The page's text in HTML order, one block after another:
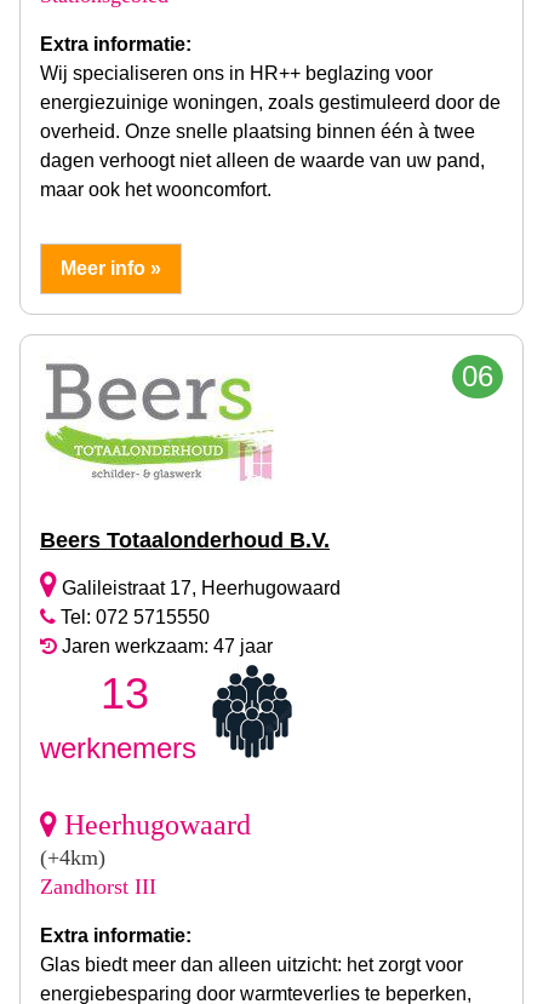
Extra informatie:
Wij specialiseren ons in HR++ beglazing voor
energiezuinige woningen, zoals gestimuleerd door de
overheid. Onze snelle plaatsing binnen één à twee
dagen verhoogt niet alleen de waarde van uw pand,
maar ook het wooncomfort.
Meer info »
06
Beers Totaalonderhoud B.V.
Galileistraat 17, Heerhugowaard
Tel: 072 5715550
Jaren werkzaam: 47 jaar
13
werknemers
Heerhugowaard
(+4km)
Zandhorst III
Extra informatie:
Glas biedt meer dan alleen uitzicht: het zorgt voor
energiebesparing door warmteverlies te beperken,